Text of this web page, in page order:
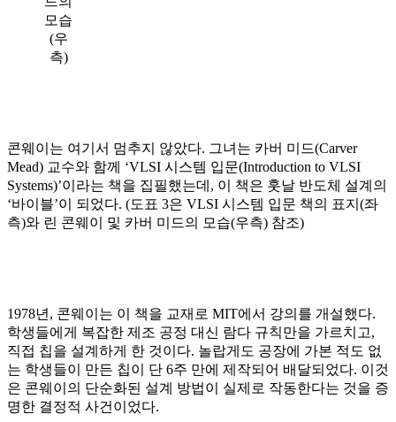
모습
(우
측)
콘웨이는 여기서 멈추지 않았다. 그녀는 카버 미드(Carver
Mead) 교수와 함께 ‘VLSI 시스템 입문(Introduction to VLSI
Systems)’이라는 책을 집필했는데, 이 책은 훗날 반도체 설계의
‘바이블’이 되었다. (도표 3은 VLSI 시스템 입문 책의 표지(좌
측)와 린 콘웨이 및 카버 미드의 모습(우측) 참조)
1978년, 콘웨이는 이 책을 교재로 MIT에서 강의를 개설했다.
학생들에게 복잡한 제조 공정 대신 람다 규칙만을 가르치고,
직접 칩을 설계하게 한 것이다. 놀랍게도 공장에 가본 적도 없
는 학생들이 만든 칩이 단 6주 만에 제작되어 배달되었다. 이것
은 콘웨이의 단순화된 설계 방법이 실제로 작동한다는 것을 증
명한 결정적 사건이었다.